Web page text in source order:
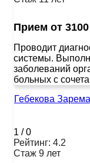
Прием от
Проводит
системы.
заболеваний
больных с
Гебекова
1 /0
Рейтинг: 4.2
Стаж 9 лет